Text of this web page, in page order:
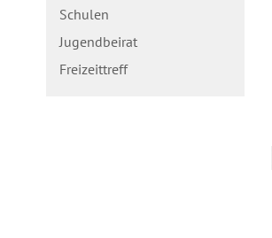
Schulen
Jugendbeirat
Freizeittreff